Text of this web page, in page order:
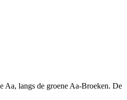
Aa, langs de groene Aa-Broeken. De